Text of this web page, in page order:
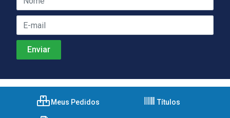
Meus Pedidos Títulos